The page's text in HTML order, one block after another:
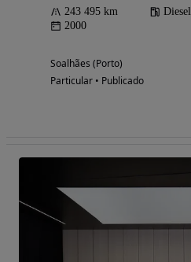
243 495 km Diesel
2000
Soalhães (Porto)
Particular • Publicado